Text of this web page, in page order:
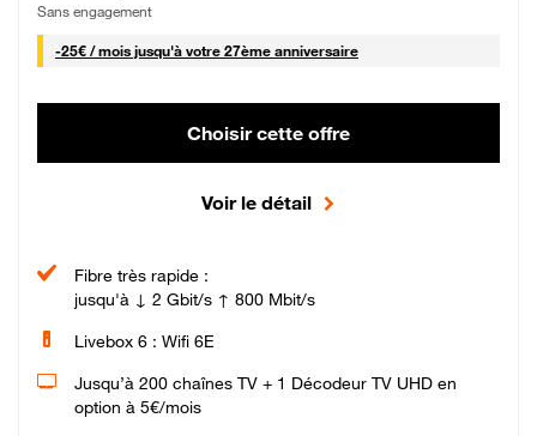
Sans engagement
-25€ / mois25 € par mois
jusqu'à votre 27ème anniversaire
Choisir cette offre
Voir le détail
Fibre très rapide :
jusqu'à ↓ 2 Gbit/s ↑ 800 Mbit/s
Livebox 6 : Wifi 6E
Jusqu’à 200 chaînes TV + 1 Décodeur TV UHD en
option à 5€/mois